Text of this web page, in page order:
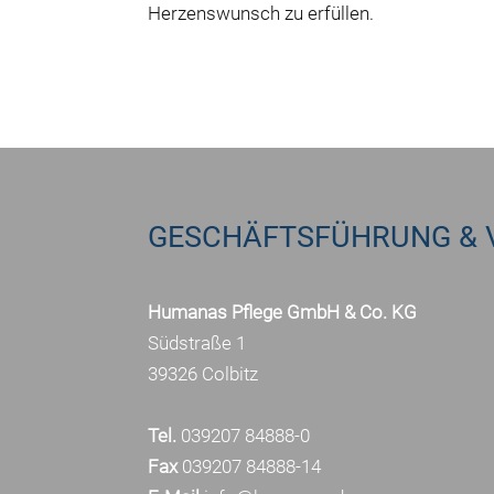
Herzenswunsch zu erfüllen.
GESCHÄFTSFÜHRUNG &
Humanas Pflege GmbH & Co. KG
Südstraße 1
39326 Colbitz
Tel. 039207 84888-0
Fax039207 84888-14